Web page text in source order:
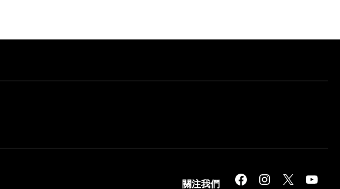
關注我們 Facebook Instagram X YouTube